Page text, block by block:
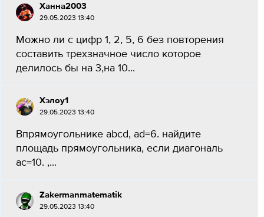
Ханна2003
29.05.2023 13:40
Можно ли с цифр 1, 2, 5, 6 без повторения
составить трехзначное число которое
делилось бы на 3,на 10...
Хэлоу1
29.05.2023 13:40
Впрямоугольнике abcd, ad=6. найдите
площадь прямоугольника, если диагональ
ac=10. ,...
Zakermanmatematik
29.05.2023 13:40